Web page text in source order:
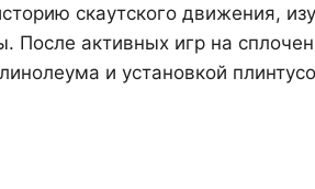
скаутского движения,
После активных игр на
и установкой